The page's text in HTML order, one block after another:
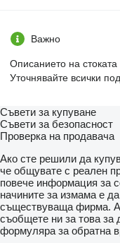
Важно
Описанието на
Уточнявайте всички
Съвети за купуване
Съвети за безопасност
Проверка на продавача
Ако сте решили да
че общувате с реален
повече информация за
начините за измама е
съществуваща фирма.
съобщете ни за това за
формуляра за обратна